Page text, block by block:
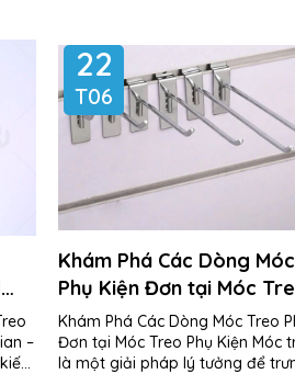
–
22
T06
Khám Phá Các Dòng
Phụ Kiện Đơn tại Móc
Kiện
Khám Phá Các Dòng Móc Treo
Đơn tại Móc Treo Phụ Kiện Móc
là một giải pháp lý tưởng để